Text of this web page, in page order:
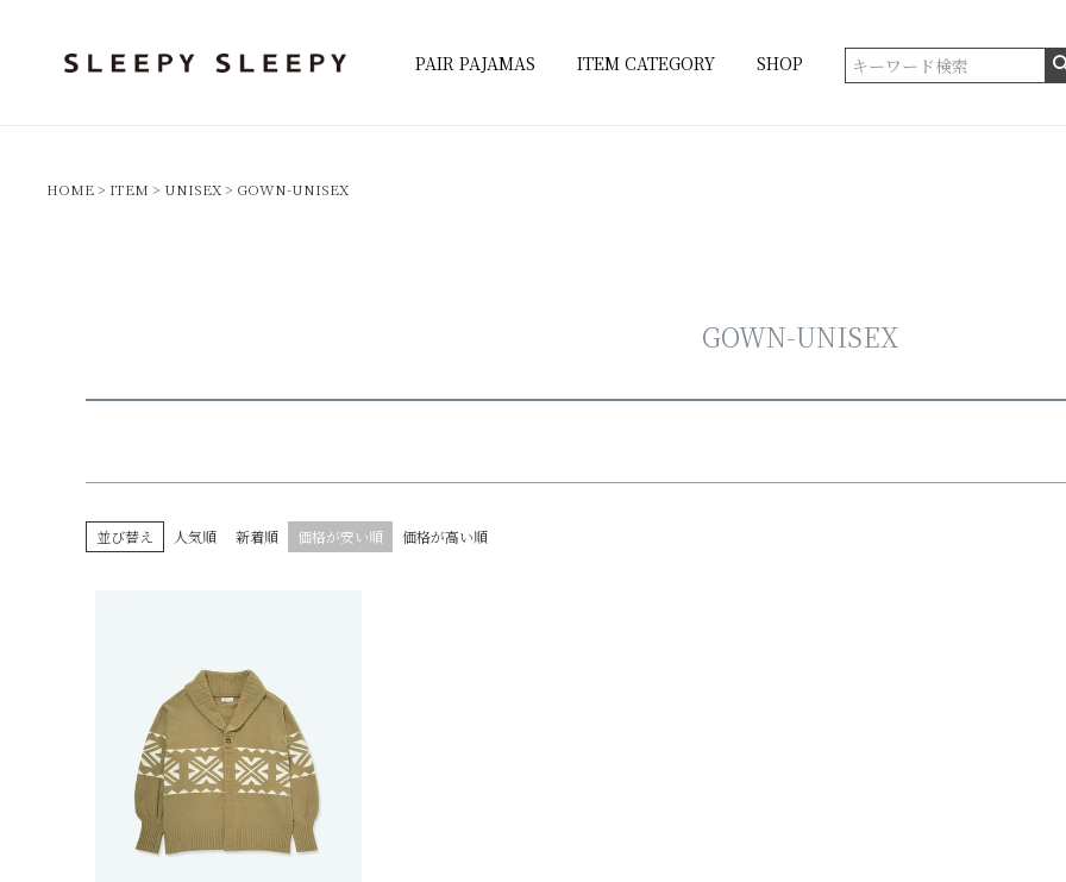
PAIR PAJAMAS ITEM CATEGORY SHOP
検索
HOME ITEM UNISEX GOWN-UNISEX
GOWN-UNISEX
キーワード
在庫なし商品
在庫なし商品を表示しない
検索
並び替え 人気順 新着順 価格が安い順 価格が高い順